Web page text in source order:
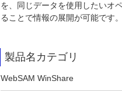
を、同じデータを使用したいオ
ることで情報の展開が可能です
製品名カテゴリ
WebSAM WinShare